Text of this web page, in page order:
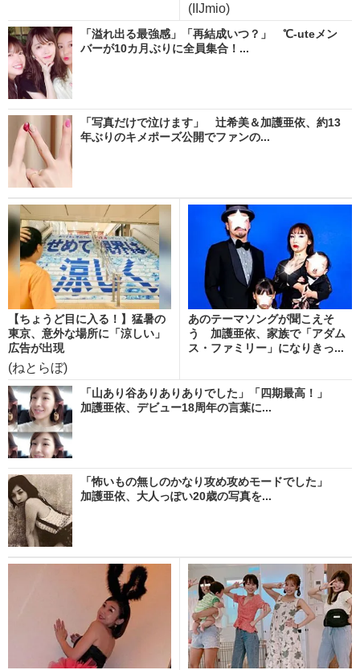
(IIJmio)
「溢れ出る最強感」「再結成いつ？」 ℃-uteメン
バーが10カ月ぶりに全員集合！...
「写真だけで泣けます」 辻希美＆加護亜依、約13
年ぶりのキメポーズ公開でファンの...
【ちょうど目に入る！】猛暑の
東京、意外な場所に「涼しい」
広告が出現
(ねとらぼ)
あのテーマソングが聞こえそ
う 加護亜依、家族で「アダム
ス・ファミリー」になりきっ...
「山あり谷ありありありでした」「四期最高！」
加護亜依、デビュー18周年の言葉に...
「怖いもの無しのかなり攻め攻めモードでした」
加護亜依、大人っぽい20歳の写真を...